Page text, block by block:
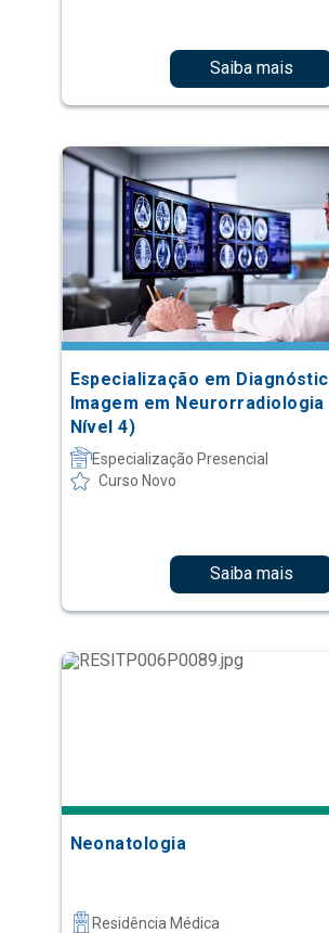
Saiba mais
Especialização em
Imagem em Neurorradiologia
Nível 4)
Especialização Presencial
Curso Novo
Saiba mais
Neonatologia
Residência Médica